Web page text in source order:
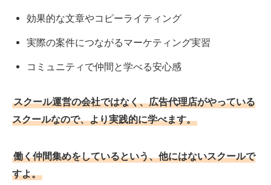
効果的な文章やコピーライティング
実際の案件につながるマーケティング実習
コミュニティで仲間と学べる安心感
スクール運営の会社ではなく、広告代理店がやっている
スクールなので、より実践的に学べます。
働く仲間集めをしているという、他にはないスクールで
すよ。